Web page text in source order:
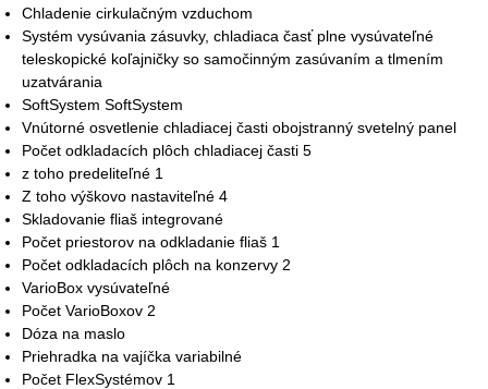
Chladenie cirkulačným vzduchom
Systém vysúvania zásuvky, chladiaca časť plne vysúvateľné
teleskopické koľajničky so samočinným zasúvaním a tlmením
uzatvárania
SoftSystem SoftSystem
Vnútorné osvetlenie chladiacej časti obojstranný svetelný panel
Počet odkladacích plôch chladiacej časti 5
z toho predeliteľné 1
Z toho výškovo nastaviteľné 4
Skladovanie fliaš integrované
Počet priestorov na odkladanie fliaš 1
Počet odkladacích plôch na konzervy 2
VarioBox vysúvateľné
Počet VarioBoxov 2
Dóza na maslo
Priehradka na vajíčka variabilné
Počet FlexSystémov 1